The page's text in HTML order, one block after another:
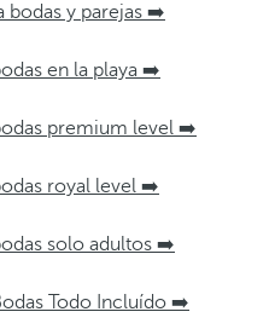
bodas y parejas ➡️
en la playa ➡️
premium level ➡️
royal level ➡️
solo adultos ➡️
Todo Incluído ➡️